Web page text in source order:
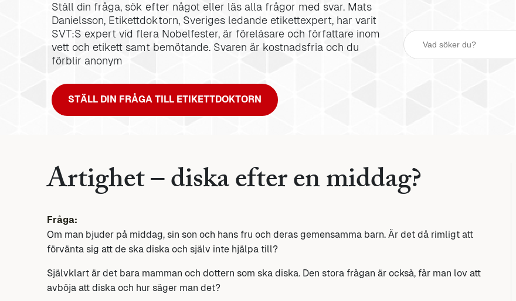
Ställ din fråga, sök efter något eller läs alla frågor med svar. Mats
Danielsson, Etikettdoktorn, Sveriges ledande etikettexpert, har varit
SVT:S expert vid flera Nobelfester, är föreläsare och författare inom
vett och etikett samt bemötande. Svaren är kostnadsfria och du
förblir anonym
STÄLL DIN FRÅGA TILL ETIKETTDOKTORN
Artighet – diska efter en middag?
Fråga:
Om man bjuder på middag, sin son och hans fru och deras gemensamma barn. Är det då rimligt att
förvänta sig att de ska diska och själv inte hjälpa till?
Självklart är det bara mamman och dottern som ska diska. Den stora frågan är också, får man lov att
avböja att diska och hur säger man det?